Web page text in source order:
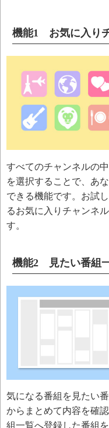
機能1 お気に入り
すべてのチャンネルの
を選択することで、あ
できる機能です。お試
るお気に入りチャンネ
す。
機能2 見たい番組
気になる番組を見たい
からまとめて内容を確
組一覧へ登録した番組